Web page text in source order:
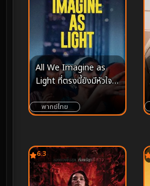
All We Imagine as
Light ที่ตรงนี้ยังมีหัวใจ
(2024)
พากย์ไทย
6.3